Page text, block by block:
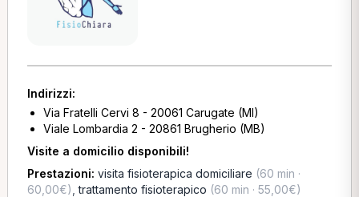
Indirizzi:
Via Fratelli Cervi 8 - 20061 Carugate (MI)
Viale Lombardia 2 - 20861 Brugherio (MB)
Visite a domicilio disponibili!
Prestazioni: visita fisioterapica domiciliare (60 min ·
60,00€) ,trattamento fisioterapico (60 min · 55,00€)